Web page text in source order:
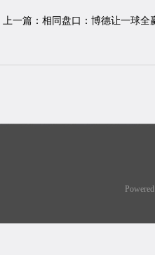
上一篇： 相同盘口：博德让一球全